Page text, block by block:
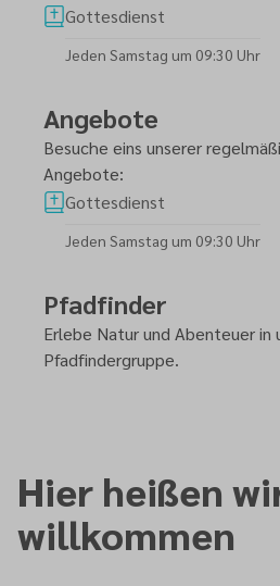
Gottesdienst
Jeden Samstag um 09:30 Uhr
Angebote
Besuche eins unserer
Angebote:
Gottesdienst
Jeden Samstag um 09:30 Uhr
Pfadfinder
Erlebe Natur und Abenteuer in
Pfadfindergruppe.
Hier heißen
willkommen